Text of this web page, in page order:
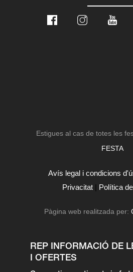
Estigues al cas de totes les
FESTA
Avís legal i condicions
Privacitat | Política
Pàgina web realitzada per:
REP INFORMACIÓ DE
I OFERTES